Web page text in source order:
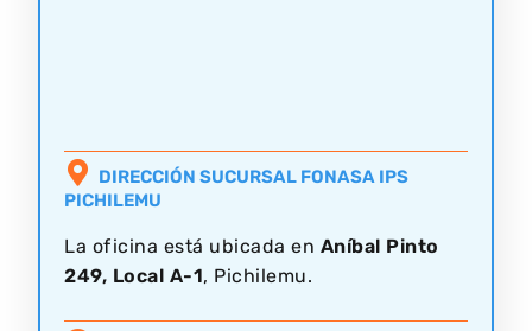
DIRECCIÓN SUCURSAL FONASA IPS
PICHILEMU
La oficina está ubicada en Aníbal Pinto
249, Local A-1, Pichilemu.